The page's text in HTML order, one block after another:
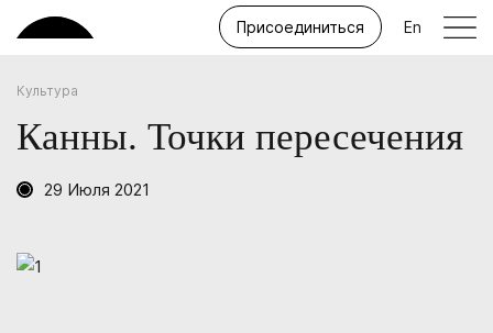
Присоединиться En
Культура
Канны. Точки пересечения
29 Июля 2021